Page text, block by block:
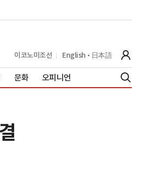
이코노미조선 English 日本語
문화 오피니언